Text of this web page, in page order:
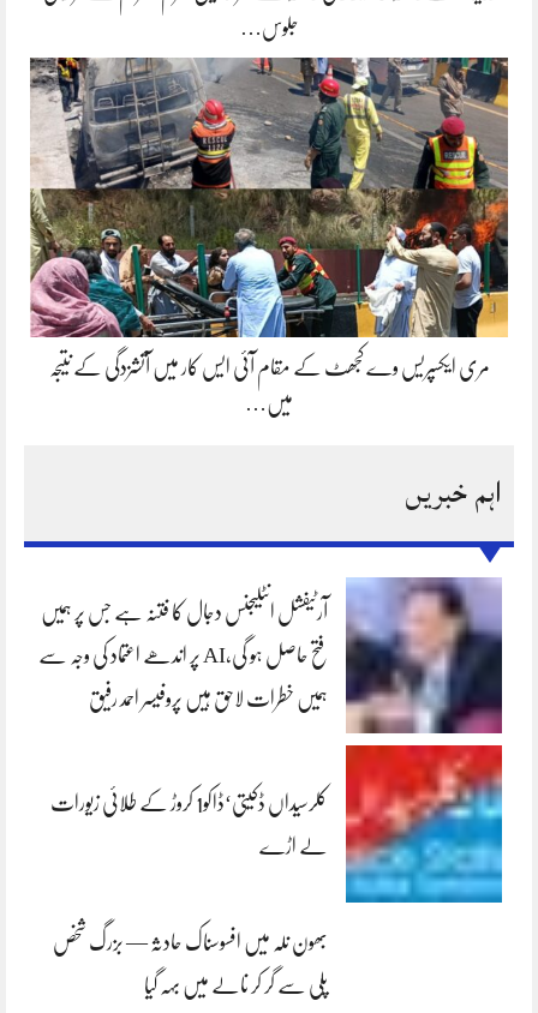
جلوس…
مری ایکسپریس وے کجھٹ کے مقام آئی ایس کار میں آتشزدگی کے نتیجہ
میں…
اہم خبریں
آرٹیفشل انٹلیجنس دجال کا فتنہ ہے جس پر ہمیں
فتح حاصل ہو گی،AI پر اندھے اعتماد کی وجہ سے
ہمیں خطرات لاحق ہیں پروفیسر احمد رفیق
کلرسیداں ڈکیتی‘ڈاکو1 کروڑ کے طلائی زیورات
لے اڑے
بھون نلہ میں افسوسناک حادثہ — بزرگ شخص
پلی سے گر کر نالے میں بہہ گیا